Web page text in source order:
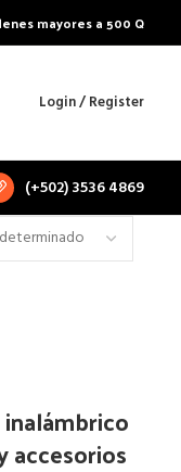
mayores a 500 Q
Login / Register
(+502) 3536 4869
accesorios